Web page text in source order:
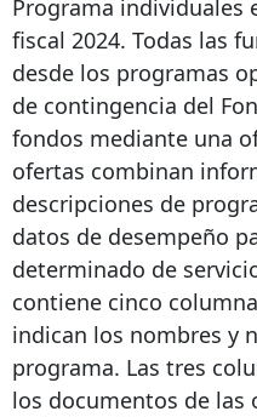
Programa individuales
fiscal 2024. Todas las
desde los programas
de contingencia del
fondos mediante una
ofertas combinan
descripciones de
datos de desempeño
determinado de
contiene cinco
indican los nombres y
programa. Las tres
los documentos de las